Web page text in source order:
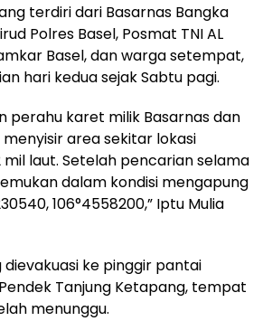
terdiri dari Basarnas Bangka
Polres Basel, Posmat TNI AL
Basel, dan warga setempat,
hari kedua sejak Sabtu pagi.
perahu karet milik Basarnas dan
area sekitar lokasi
mil laut. Setelah pencarian selama
dalam kondisi mengapung
106°4558200,” Iptu Mulia
dievakuasi ke pinggir pantai
Tanjung Ketapang, tempat
menunggu.